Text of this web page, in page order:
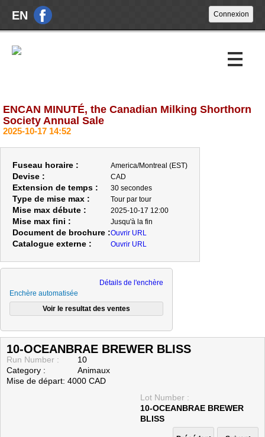
EN
Encans à venir
À propos
Nouvelles
Nous joindre
ENCAN MINUTÉ, the Canadian Milking Shorthorn
Society Annual Sale
2025-10-17 14:52
Fuseau horaire : America/Montreal (EST)
Devise : CAD
Extension de temps : 30 secondes
Type de mise max : Tour par tour
Mise max débute : 2025-10-17 12:00
Mise max fini : Jusqu'à la fin
Document de brochure :Ouvrir URL
Catalogue externe : Ouvrir URL
Détails de l'enchère
Enchère automatisée
10-OCEANBRAE BREWER BLISS
Run Number :
10
Category :
Animaux
Mise de départ: 4000 CAD
Lot Number :
10-OCEANBRAE BREWER
BLISS